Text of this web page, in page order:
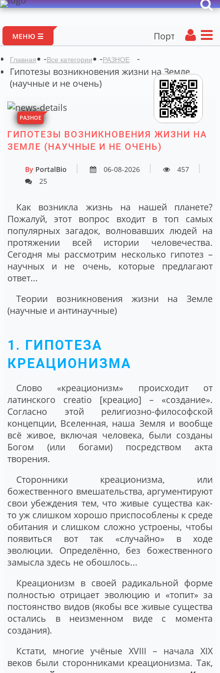
МЕНЮ ☰ Портал авторских
Главная -Все категории -РАЗНОЕ
-
Гипотезы возникновения жизни на Земле
(научные и не очень)
РАЗНОЕ
ГИПОТЕЗЫ ВОЗНИКНОВЕНИЯ ЖИЗНИ НА
ЗЕМЛЕ (НАУЧНЫЕ И НЕ ОЧЕНЬ)
By PortalBio 06-08-2026
457
25
Как возникла жизнь на нашей планете?
Пожалуй, этот вопрос входит в топ самых
популярных загадок, волновавших людей на
протяжении всей истории человечества.
Сегодня мы рассмотрим несколько гипотез –
научных и не очень, которые предлагают
ответ...
Теории возникновения жизни на Земле
(научные и антинаучные)
1. ГИПОТЕЗА
КРЕАЦИОНИЗМА
Слово «креационизм» происходит от
латинского creatio [креацио] – «создание».
Согласно этой религиозно-философской
концепции, Вселенная, наша Земля и вообще
всё живое, включая человека, были созданы
Богом (или богами) посредством акта
творения.
Сторонники креационизма, или
божественного вмешательства, аргументируют
свои убеждения тем, что живые существа как-
то уж слишком хорошо приспособлены к среде
обитания и слишком сложно устроены, чтобы
появиться вот так «случайно» в ходе
эволюции. Определённо, без божественного
замысла здесь не обошлось...
Креационизм в своей радикальной форме
полностью отрицает эволюцию и «топит» за
постоянство видов (якобы все живые существа
остались в неизменном виде с момента
создания).
Кстати, многие учёные XVIII – начала XIX
веков были сторонниками креационизма. Так,